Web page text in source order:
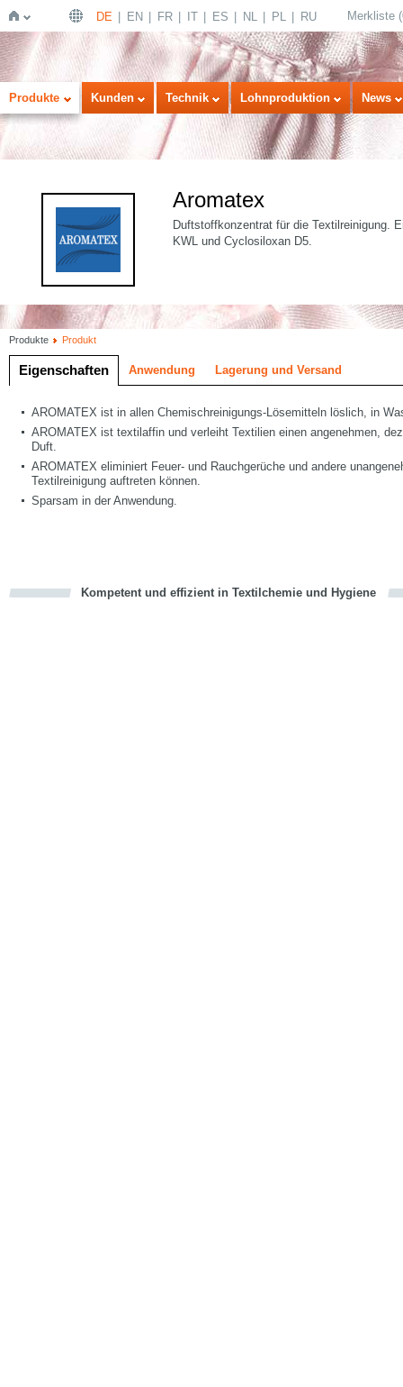
Startseite
DE EN FR IT ES NL PL RU Merkliste (
Produkte Kunden Technik Lohnproduktion News
Aromatex
Duftstoffkonzentrat für die Textilreinigung.
KWL und Cyclosiloxan D5.
Produkte Produkt
Eigenschaften Anwendung Lagerung und Versand
AROMATEX ist in allen Chemischreinigungs-Lösemitteln löslich, in
AROMATEX ist textilaffin und verleiht Textilien einen angenehmen,
Duft.
AROMATEX eliminiert Feuer- und Rauchgerüche und andere
Textilreinigung auftreten können.
Sparsam in der Anwendung.
Kompetent und effizient in Textilchemie und Hygiene